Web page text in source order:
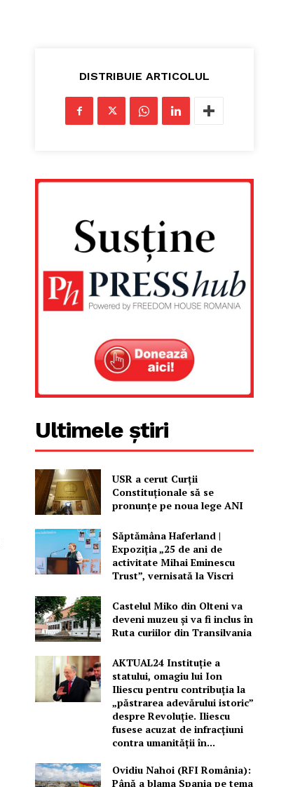
DISTRIBUIE ARTICOLUL
Ultimele știri
USR a cerut Curții
Constituționale să se
pronunțe pe noua lege ANI
Săptămâna Haferland |
Expoziţia „25 de ani de
activitate Mihai Eminescu
Trust”, vernisată la Viscri
Castelul Miko din Olteni va
deveni muzeu şi va fi inclus în
Ruta curiilor din Transilvania
AKTUAL24 Instituție a
statului, omagiu lui Ion
Iliescu pentru contribuția la
„păstrarea adevărului istoric”
despre Revoluție. Iliescu
fusese acuzat de infracțiuni
contra umanității în...
Ovidiu Nahoi (RFI România):
Până a blama Spania pe tema